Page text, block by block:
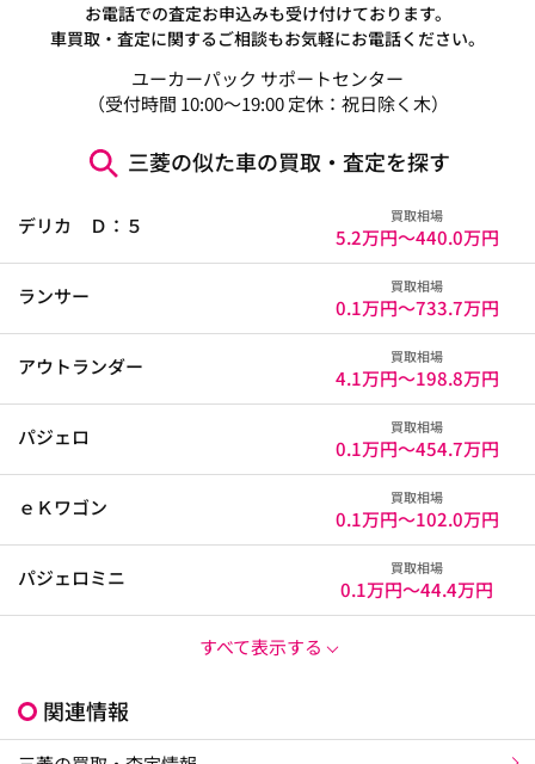
お電話での査定お申込みも受け付けております。
車買取・査定に関するご相談もお気軽にお電話ください。
ユーカーパック サポートセンター
（受付時間 10:00～19:00 定休：祝日除く木）
三菱の似た車の買取・査定を探す
デリカ Ｄ：５ 買取相場
5.2万円〜440.0万円
ランサー 買取相場
0.1万円〜733.7万円
アウトランダー 買取相場
4.1万円〜198.8万円
パジェロ 買取相場
0.1万円〜454.7万円
ｅＫワゴン 買取相場
0.1万円〜102.0万円
パジェロミニ 買取相場
0.1万円〜44.4万円
すべて表示する
関連情報